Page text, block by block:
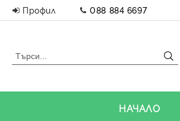
Профил 088 884 6697
НАЧАЛО